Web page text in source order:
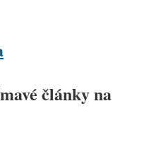
články na